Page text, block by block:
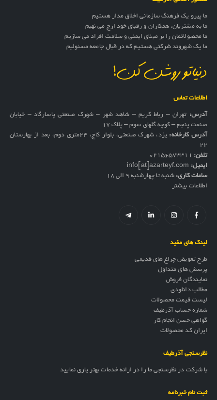
ما پیرو یک فرهنگ سازمانی اخلاق مدار هستیم
ما به مشتریان، همکاران و رقبای خود ارج می نهیم
ما محصولاتمان را بر مبنای ایمنی و سلامت افراد می سازیم
ما یک شهروند شرکتی هستیم که در قبال جامعه مسئولیم
دنیاتو روشن کن!
اطلاعات تماس
آدرس: تهران – رباط کریم – شاهد شهر – شهرک صنعتی پاسارگاد – خیابان
صنعت پنجم – کوچه گلهای سوم – پلاک 17
آدرس کارخانه:
یزد، شهرک صنعتی، بلوار کاج، ۲۴متری دوم، بعد از بهارستان
۲۲
تلفن: 02156573311
ایمیل: info[at]azarteyf.com
ساعات کاری: شنبه تا چهارشنبه 9 الی 18
اطلاعات بیشتر
لینک های مفید
طرح تعویض چراغ های قدیمی
پرسش های متداول
نمایندگان فروش
مطالب دانلودی
لیست قیمت محصولات
شماره حساب آذرطیف
گواهی حسن انجام کار
ایران کد محصولات
نظرسنجی آذرطیف
با شرکت در نظرسنجی ما را در ارائه خدمات بهتر یاری نمایید
ثبت نام خبرنامه